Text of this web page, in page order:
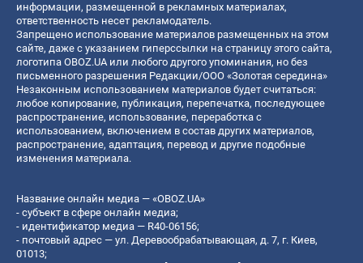
информации, размещенной в рекламных материалах,
ответственность несет рекламодатель.
Запрещено использование материалов размещенных на этом
сайте, даже с указанием гиперссылки на страницу этого сайта,
логотипа OBOZ.UA или любого другого упоминания, но без
письменного разрешения Редакции/ООО «Золотая середина»
Незаконным использованием материалов будет считаться:
любое копирование, публикация, перепечатка, последующее
распространение, использование, переработка с
использованием, включением в состав других материалов,
распространение, адаптация, перевод и другие подобные
изменения материала.
Название онлайн медиа — «OBOZ.UA»
- субъект в сфере онлайн медиа;
- идентификатор медиа — R40-06156;
- почтовый адрес — ул. Деревообрабатывающая, д. 7, г. Киев,
01013;